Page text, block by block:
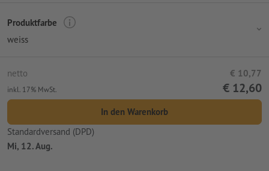
Produktfarbe
weiss
netto € 10,77
inkl. 17% MwSt. € 12,60
In den Warenkorb
Standardversand (DPD)
Mi, 12. Aug.